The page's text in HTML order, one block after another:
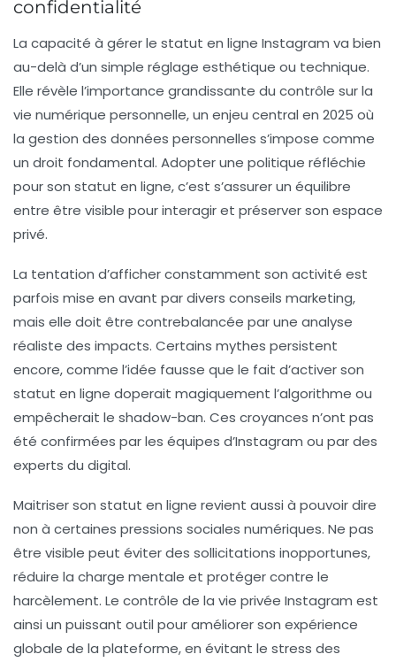
confidentialité
La capacité à gérer le statut en ligne Instagram va bien
au-delà d’un simple réglage esthétique ou technique.
Elle révèle l’importance grandissante du contrôle sur la
vie numérique personnelle, un enjeu central en 2025 où
la gestion des données personnelles s’impose comme
un droit fondamental. Adopter une politique réfléchie
pour son statut en ligne, c’est s’assurer un équilibre
entre être visible pour interagir et préserver son espace
privé.
La tentation d’afficher constamment son activité est
parfois mise en avant par divers conseils marketing,
mais elle doit être contrebalancée par une analyse
réaliste des impacts. Certains mythes persistent
encore, comme l’idée fausse que le fait d’activer son
statut en ligne doperait magiquement l’algorithme ou
empêcherait le shadow-ban. Ces croyances n’ont pas
été confirmées par les équipes d’Instagram ou par des
experts du digital.
Maitriser son statut en ligne revient aussi à pouvoir dire
non à certaines pressions sociales numériques. Ne pas
être visible peut éviter des sollicitations inopportunes,
réduire la charge mentale et protéger contre le
harcèlement. Le contrôle de la vie privée Instagram est
ainsi un puissant outil pour améliorer son expérience
globale de la plateforme, en évitant le stress des